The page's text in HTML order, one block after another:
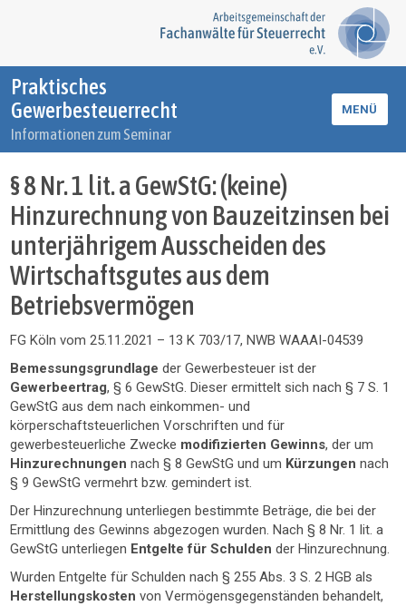
Praktisches
Gewerbesteuerrecht
Informationen zum Seminar
MENÜ
§ 8 Nr. 1 lit. a GewStG: (keine)
Hinzurechnung von Bauzeitzinsen bei
unterjährigem Ausscheiden des
Wirtschaftsgutes aus dem
Betriebsvermögen
FG Köln vom 25.11.2021 – 13 K 703/17, NWB WAAAI-04539
Bemessungsgrundlageder Gewerbesteuer ist der
Gewerbeertrag, § 6 GewStG. Dieser ermittelt sich nach § 7 S. 1
GewStG aus dem nach einkommen- und
körperschaftsteuerlichen Vorschriften und für
gewerbesteuerliche Zwecke modifizierten Gewinns, der um
Hinzurechnungennach § 8 GewStG und um Kürzungennach
§ 9 GewStG vermehrt bzw. gemindert ist.
Der Hinzurechnung unterliegen bestimmte Beträge, die bei der
Ermittlung des Gewinns abgezogen wurden. Nach § 8 Nr. 1 lit. a
GewStG unterliegen Entgelte für Schulden der Hinzurechnung.
Wurden Entgelte für Schulden nach § 255 Abs. 3 S. 2 HGB als
Herstellungskostenvon Vermögensgegenständen behandelt,